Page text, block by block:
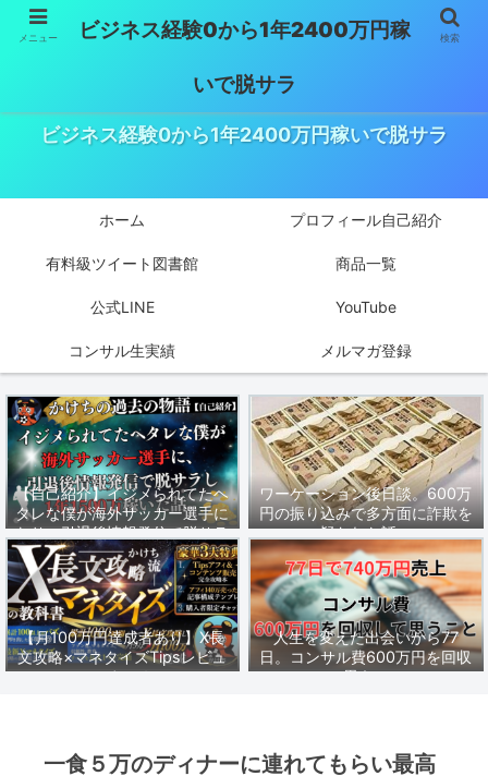
ビジネス経験0から1年2400万円稼いで脱サラ
ホーム プロフィール自己紹介
有料級ツイート図書館 商品一覧
公式LINE YouTube
コンサル生実績 メルマガ登録
【自己紹介】イジメられてたヘ
タレな僕が海外サッカー選手に
なり、引退後情報発信で脱サラ
し1年1500万稼いだ話。
ワーケーション後日談。600万
円の振り込みで多方面に詐欺を
疑われた話。
【月100万円達成者あり】X長
文攻略×マネタイズTipsレビュ
ーまとめ
人生を変えた出会いから77
日。コンサル費600万円を回収
して思うこと。
一食５万のディナーに連れてもらい最高
メニュー ビジネス経験0から1年2400万円稼
いで脱サラ
検索